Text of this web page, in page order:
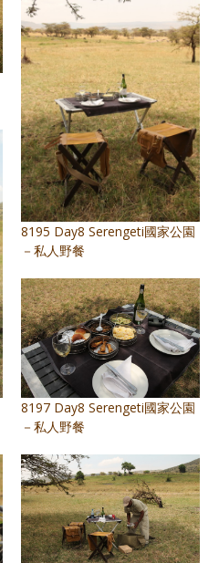
8195 Day8 Serengeti國家公園
－私人野餐
8197 Day8 Serengeti國家公園
－私人野餐